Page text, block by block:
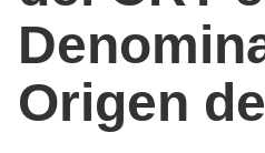
Origen